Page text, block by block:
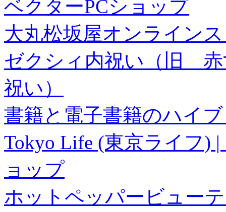
ベクターPCショップ
大丸松坂屋オンライン
ゼクシィ内祝い（旧 赤
祝い）
書籍と電子書籍のハイ
Tokyo Life (東京ライフ)
ョップ
ホットペッパービュー